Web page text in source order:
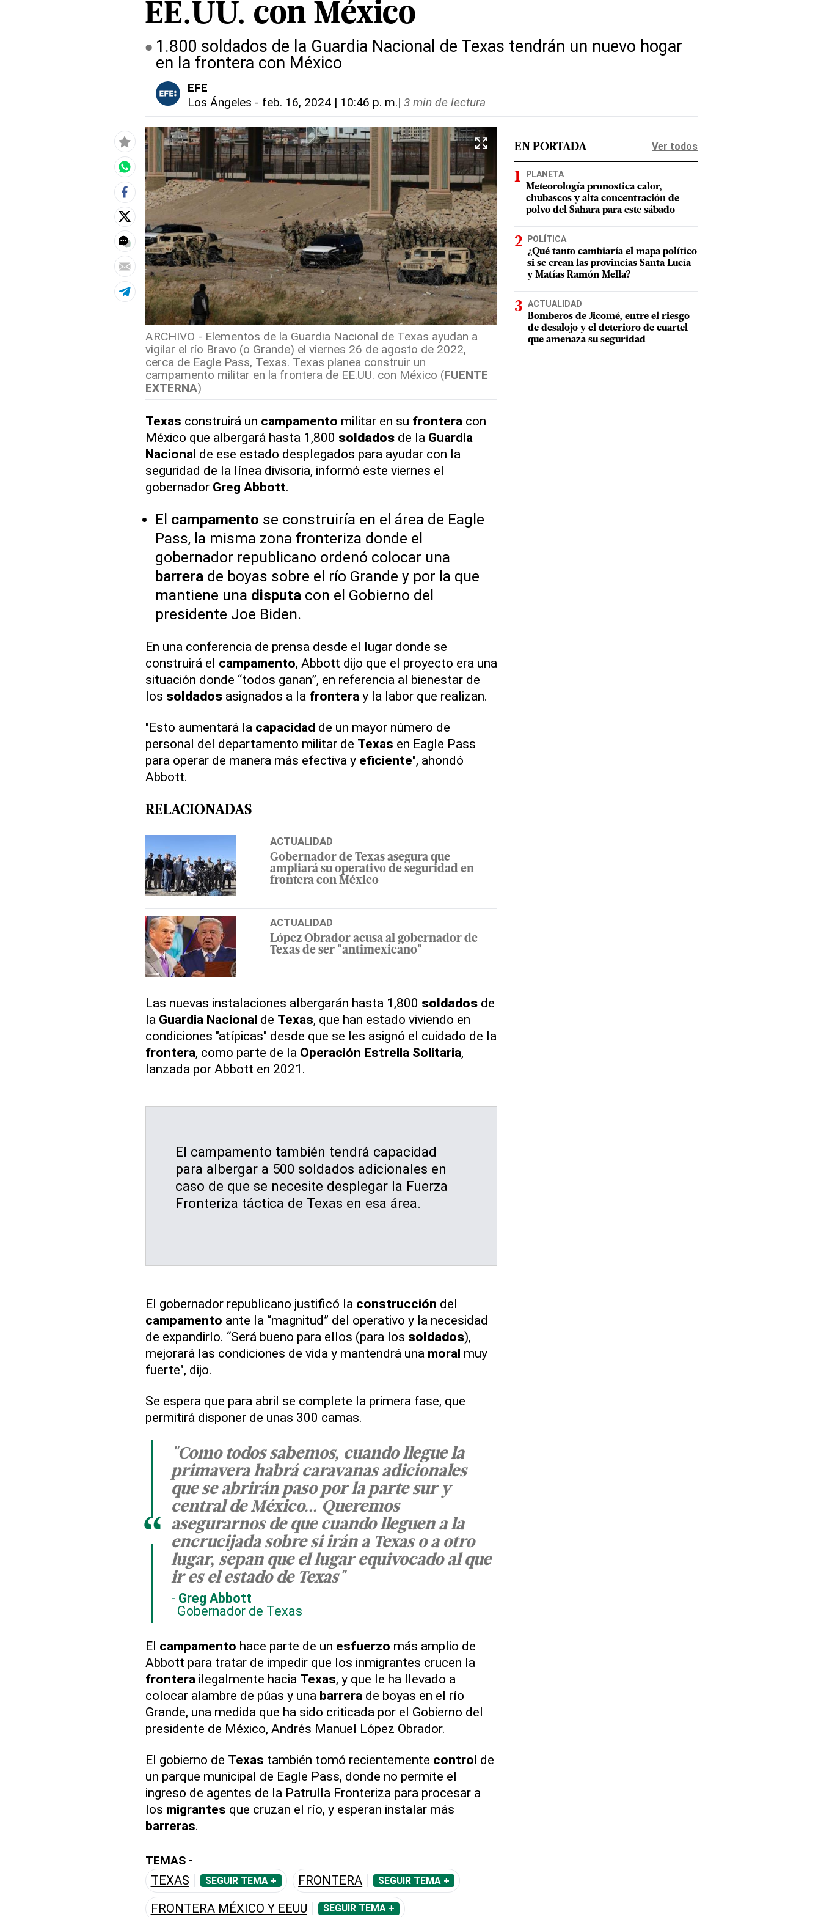
EE.UU. con México
1.800 soldados de la Guardia Nacional de Texas tendrán un nuevo hogar
en la frontera con México
EFE
Los Ángeles - feb. 16, 2024 | 10:46 p. m.| 3 min de lectura
ARCHIVO - Elementos de la Guardia Nacional de Texas ayudan a
vigilar el río Bravo (o Grande) el viernes 26 de agosto de 2022,
cerca de Eagle Pass, Texas. Texas planea construir un
campamento militar en la frontera de EE.UU. con México (FUENTE
EXTERNA)
Texas construirá un campamento militar en su fronteracon
México que albergará hasta 1,800 soldadosde la Guardia
Nacional de ese estado desplegados para ayudar con la
seguridad de la línea divisoria, informó este viernes el
gobernador Greg Abbott.
El campamento se construiría en el área de Eagle
Pass, la misma zona fronteriza donde el
gobernador republicano ordenó colocar una
barrerade boyas sobre el río Grande y por la que
mantiene una disputacon el Gobierno del
presidente Joe Biden.
En una conferencia de prensa desde el lugar donde se
construirá el campamento, Abbott dijo que el proyecto era una
situación donde “todos ganan”, en referencia al bienestar de
los soldadosasignados a la fronteray la labor que realizan.
"Esto aumentará la capacidad de un mayor número de
personal del departamento militar de Texas en Eagle Pass
para operar de manera más efectiva y eficiente", ahondó
Abbott.
RELACIONADAS
ACTUALIDAD
Gobernador de Texas asegura que
ampliará su operativo de seguridad en
frontera con México
ACTUALIDAD
López Obrador acusa al gobernador de
Texas de ser "antimexicano"
Las nuevas instalaciones albergarán hasta 1,800 soldadosde
la Guardia Nacional de Texas, que han estado viviendo en
condiciones "atípicas" desde que se les asignó el cuidado de la
frontera, como parte de la Operación Estrella Solitaria,
lanzada por Abbott en 2021.
El campamento también tendrá capacidad
para albergar a 500 soldados adicionales en
caso de que se necesite desplegar la Fuerza
Fronteriza táctica de Texas en esa área.
El gobernador republicano justificó la construcción del
campamento ante la “magnitud” del operativo y la necesidad
de expandirlo. “Será bueno para ellos (para los soldados),
mejorará las condiciones de vida y mantendrá una moral muy
fuerte", dijo.
Se espera que para abril se complete la primera fase, que
permitirá disponer de unas 300 camas.
"Como todos sabemos, cuando llegue la
primavera habrá caravanas adicionales
que se abrirán paso por la parte sur y
central de México... Queremos
asegurarnos de que cuando lleguen a la
encrucijada sobre si irán a Texas o a otro
lugar, sepan que el lugar equivocado al que
ir es el estado de Texas"
Greg Abbott
Gobernador de Texas
“
El campamento hace parte de un esfuerzo más amplio de
Abbott para tratar de impedir que los inmigrantes crucen la
fronterailegalmente hacia Texas, y que le ha llevado a
colocar alambre de púas y una barrerade boyas en el río
Grande, una medida que ha sido criticada por el Gobierno del
presidente de México, Andrés Manuel López Obrador.
El gobierno de Texas también tomó recientemente control de
un parque municipal de Eagle Pass, donde no permite el
ingreso de agentes de la Patrulla Fronteriza para procesar a
los migrantes que cruzan el río, y esperan instalar más
barreras.
TEMAS -
TEXAS SEGUIR TEMA + FRONTERA SEGUIR TEMA +
FRONTERA MÉXICO Y EEUU SEGUIR TEMA +
EN PORTADA Ver todos
PLANETA
Meteorología pronostica calor,
chubascos y alta concentración de
polvo del Sahara para este sábado
POLÍTICA
¿Qué tanto cambiaría el mapa político
si se crean las provincias Santa Lucía
y Matías Ramón Mella?
ACTUALIDAD
Bomberos de Jicomé, entre el riesgo
de desalojo y el deterioro de cuartel
que amenaza su seguridad